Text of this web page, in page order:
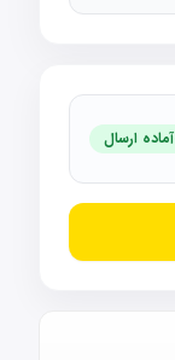
آماده ارسال